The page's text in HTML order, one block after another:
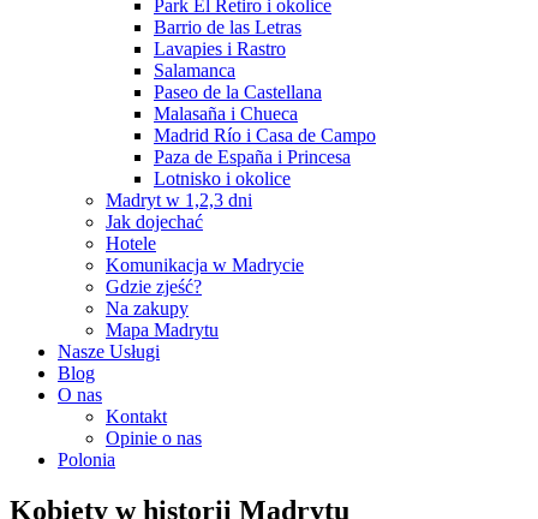
Park El Retiro i okolice
Barrio de las Letras
Lavapies i Rastro
Salamanca
Paseo de la Castellana
Malasaña i Chueca
Madrid Río i Casa de Campo
Paza de España i Princesa
Lotnisko i okolice
Madryt w 1,2,3 dni
Jak dojechać
Hotele
Komunikacja w Madrycie
Gdzie zjeść?
Na zakupy
Mapa Madrytu
Nasze Usługi
Blog
O nas
Kontakt
Opinie o nas
Polonia
Kobiety w historii Madrytu